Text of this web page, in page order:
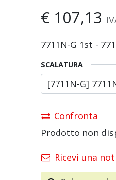
€ 107,13
7711N-G 1st -
SCALATURA
Confronta
Prodotto non
Ricevi una